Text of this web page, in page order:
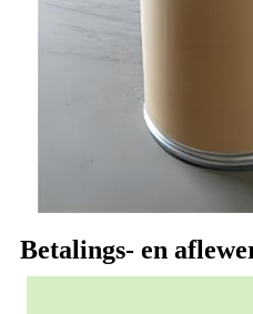
Betalings- en